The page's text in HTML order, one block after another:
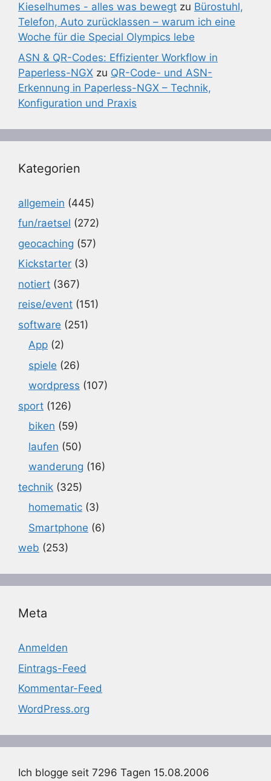
Kieselhumes - alles was bewegt zu Bürostuhl,
Telefon, Auto zurücklassen – warum ich eine
Woche für die Special Olympics lebe
ASN & QR-Codes: Effizienter Workflow in
Paperless-NGX zu QR-Code- und ASN-
Erkennung in Paperless-NGX – Technik,
Konfiguration und Praxis
Kategorien
allgemein (445)
fun/raetsel (272)
geocaching (57)
Kickstarter (3)
notiert (367)
reise/event (151)
software (251)
App (2)
spiele (26)
wordpress (107)
sport (126)
biken (59)
laufen (50)
wanderung (16)
technik (325)
homematic (3)
Smartphone (6)
web (253)
Meta
Anmelden
Eintrags-Feed
Kommentar-Feed
WordPress.org
Ich blogge seit 7296 Tagen 15.08.2006